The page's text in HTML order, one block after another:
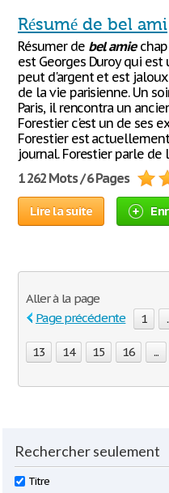
Résumé de bel ami
Résumer de bel amie
est Georges Duroy qui
peut d'argent et est
de la vie parisienne. Un
Paris, il rencontra un
Forestier c'est un de ses
Forestier est
journal. Forestier parle de
1 262 Mots / 6 Pages
Lire la suite
Aller à la page
Page précédente
1
13 14 15 16 ...
Rechercher seulement
Titre